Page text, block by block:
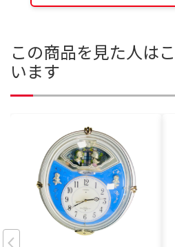
この商品を見た人は
います